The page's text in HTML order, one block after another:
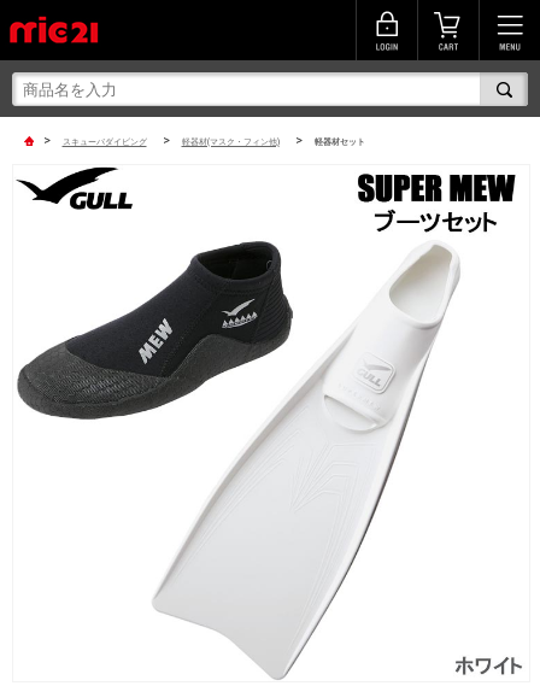
> スキューバダイビング > 軽器材(マスク・フィン他) > 軽器材セット